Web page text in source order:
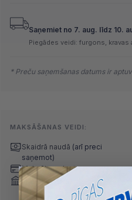
Saņemiet no 7. aug. līdz 10.
Piegādes veidi: furgons, kravas
* Preču saņemšanas datums ir
MAKSĀŠANAS VEIDI:
Skaidrā naudā (arī preci
saņemot)
Maksājumu kartes
Internetbankas